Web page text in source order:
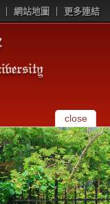
網站地圖 更多連結
close